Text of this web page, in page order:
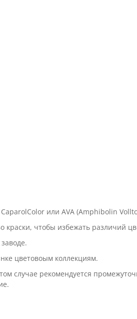
или AVA (Amphibolin
чтобы избежать различий
цветовоым коллекциям.
случае рекомендуется